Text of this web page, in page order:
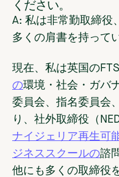
ください。
A: 私は非常勤取締役
多くの肩書を持って
現在、私は英国の
の環境・社会・ガバ
委員会、指名委員会
り、社外取締役（
ナイジェリア再生可
ジネススクールの諮
他にも多くの取締役